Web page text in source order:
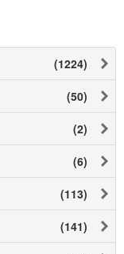
(1224)
(50)
(2)
(6)
(113)
(141)